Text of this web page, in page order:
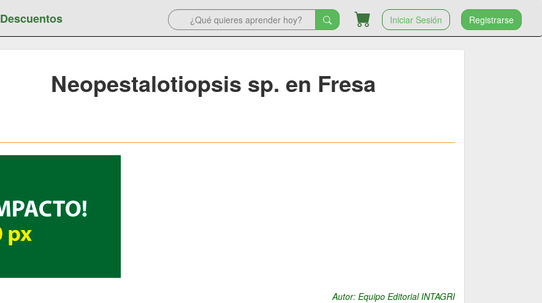
Descuentos Iniciar Sesión Registrarse
Neopestalotiopsis sp. en Fresa
Autor: Equipo Editorial INTAGRI